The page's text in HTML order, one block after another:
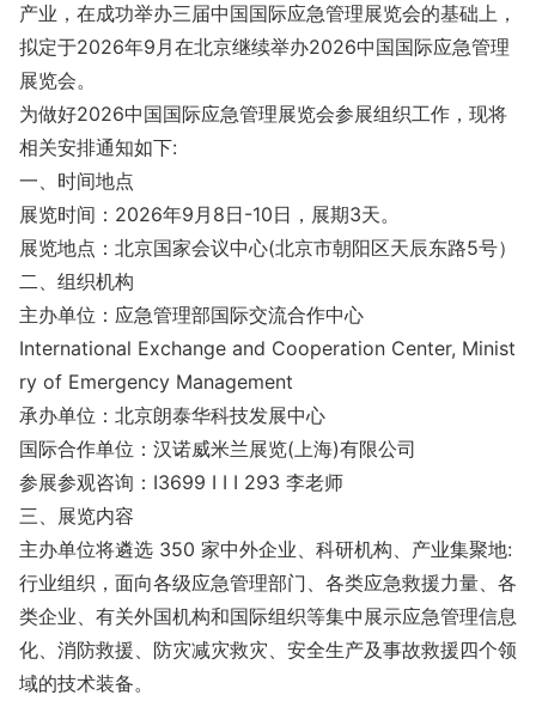
产业，在成功举办三届中国国际应急管理展览会的基础上，
拟定于2026年9月在北京继续举办2026中国国际应急管理
展览会。
为做好2026中国国际应急管理展览会参展组织工作，现将
相关安排通知如下:
一、时间地点
展览时间：2026年9月8日-10日，展期3天。
展览地点：北京国家会议中心(北京市朝阳区天辰东路5号）
二、组织机构
主办单位：应急管理部国际交流合作中心
International Exchange and Cooperation Center, Minist
ry of Emergency Management
承办单位：北京朗泰华科技发展中心
国际合作单位：汉诺威米兰展览(上海)有限公司
参展参观咨询：I3699 I I I 293 李老师
三、展览内容
主办单位将遴选 350 家中外企业、科研机构、产业集聚地:
行业组织，面向各级应急管理部门、各类应急救援力量、各
类企业、有关外国机构和国际组织等集中展示应急管理信息
化、消防救援、防灾减灾救灾、安全生产及事故救援四个领
域的技术装备。